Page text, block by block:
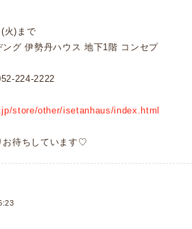
火)まで
ング 伊勢丹ハウス 地下1階 コンセプ
224-2222
store/other/isetanhaus/index.html
お待ちしています♡